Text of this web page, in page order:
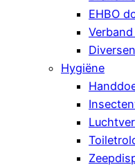
EHBO
Diversen
Hygiëne